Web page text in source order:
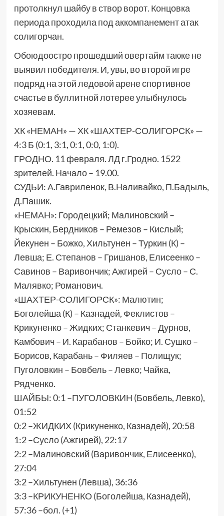
протолкнул шайбу в створ ворот. Концовка
периода проходила под аккомпанемент атак
солигорчан.
Обоюдоостро прошедший овертайм также не
выявил победителя. И, увы, во второй игре
подряд на этой ледовой арене спортивное
счастье в буллитной лотерее улыбнулось
хозяевам.
ХК «НЕМАН» — ХК «ШАХТЕР-СОЛИГОРСК» —
4:3 Б (0:1, 3:1, 0:1, 0:0, 1:0).
ГРОДНО. 11 февраля. ЛД г.Гродно. 1522
зрителей. Начало – 19.00.
СУДЬИ: А.Гавриленок, В.Наливайко, П.Бадыль,
Д.Пашик.
«НЕМАН»: Городецкий; Малиновский –
Крыскин, Бердников – Ремезов – Кислый;
Йекунен – Божко, Хильтунен – Туркин (К) –
Левша; Е. Степанов – Гришанов, Елисеенко –
Савинов – Варивончик; Ажгирей – Сусло – С.
Малявко; Романович.
«ШАХТЕР-СОЛИГОРСК»: Малютин;
Боголейша (К) – Казнадей, Феклистов –
Крикуненко – Жидких; Станкевич – Дурнов,
Камбович – И. Карабанов – Бойко; И. Сушко –
Борисов, Карабань – Филяев – Полищук;
Пуголовкин – Бовбель – Левко; Чайка,
Рядченко.
ШАЙБЫ: 0:1 –ПУГОЛОВКИН (Бовбель, Левко),
01:52
0:2 –ЖИДКИХ (Крикуненко, Казнадей), 20:58
1:2 –Сусло (Ажгирей), 22:17
2:2 –Малиновский (Варивончик, Елисеенко),
27:04
3:2 –Хильтунен (Левша), 36:36
3:3 –КРИКУНЕНКО (Боголейша, Казнадей),
57:36 –бол. (+1)